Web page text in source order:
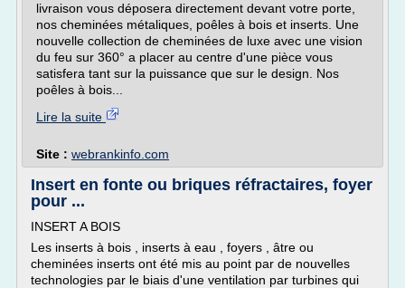
livraison vous déposera directement devant votre porte,
nos cheminées métaliques, poêles à bois et inserts. Une
nouvelle collection de cheminées de luxe avec une vision
du feu sur 360° a placer au centre d'une pièce vous
satisfera tant sur la puissance que sur le design. Nos
poêles à bois...
Lire la suite
Site : webrankinfo.com
Insert en fonte ou briques réfractaires, foyer
pour ...
INSERT A BOIS
Les inserts à bois , inserts à eau , foyers , âtre ou
cheminées inserts ont été mis au point par de nouvelles
technologies par le biais d'une ventilation par turbines qui